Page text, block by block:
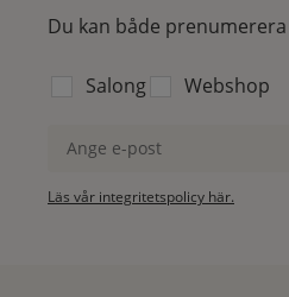
Du kan både
Välj vilken lista du vill
Salong
Webshop
Ange e-post
Läs vår integritetspolicy här.